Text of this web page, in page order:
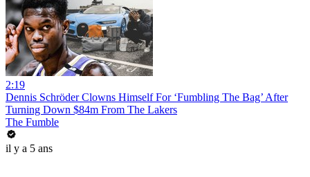
2:19
Dennis Schröder Clowns Himself For ‘Fumbling The Bag’ After
Turning Down $84m From The Lakers
The Fumble
il y a 5 ans